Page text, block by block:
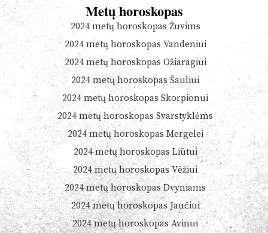
Metų horoskopas
2024 metų horoskopas Žuvims
2024 metų horoskopas Vandeniui
2024 metų horoskopas Ožiaragiui
2024 metų horoskopas Šauliui
2024 metų horoskopas Skorpionui
2024 metų horoskopas Svarstyklėms
2024 metų horoskopas Mergelei
2024 metų horoskopas Liūtui
2024 metų horoskopas Vėžiui
2024 metų horoskopas Dvyniams
2024 metų horoskopas Jaučiui
2024 metų horoskopas Avinui